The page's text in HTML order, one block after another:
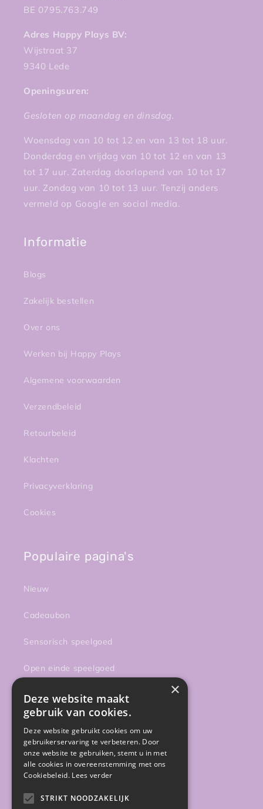
BE 0795.763.749
Adres Happy Plays BV:
Wijstraat 37
9340 Lede
Openingsuren:
Gesloten op maandag en dinsdag.
Woensdag van 10 tot 12 en van 13 tot 18 uur.
Donderdag en vrijdag van 10 tot 12 en van 13
tot 17 uur. Zaterdag doorlopend van 10 tot 17
uur. Zondag van 10 tot 13 uur. Tenzij anders
vermeld op Google en social media.
Informatie
Blogs
Zakelijk bestellen
Over ons
Werken bij Happy Plays
Algemene voorwaarden
Verzendbeleid
Retourbeleid
Klachten
Privacyverklaring
Cookies
Populaire pagina's
Nieuw
Cadeaubon
Sensorisch speelgoed
Open einde speelgoed
Magnetische bouwsets
Onderweg
Activiteiten
Sale
Gratis gidsen
×
Deze website maakt
gebruik van cookies.
Deze website gebruikt cookies om uw
gebruikerservaring te verbeteren. Door
onze website te gebruiken, stemt u in met
alle cookies in overeenstemming met ons
Cookiebeleid. Lees verder
STRIKT NOODZAKELIJK